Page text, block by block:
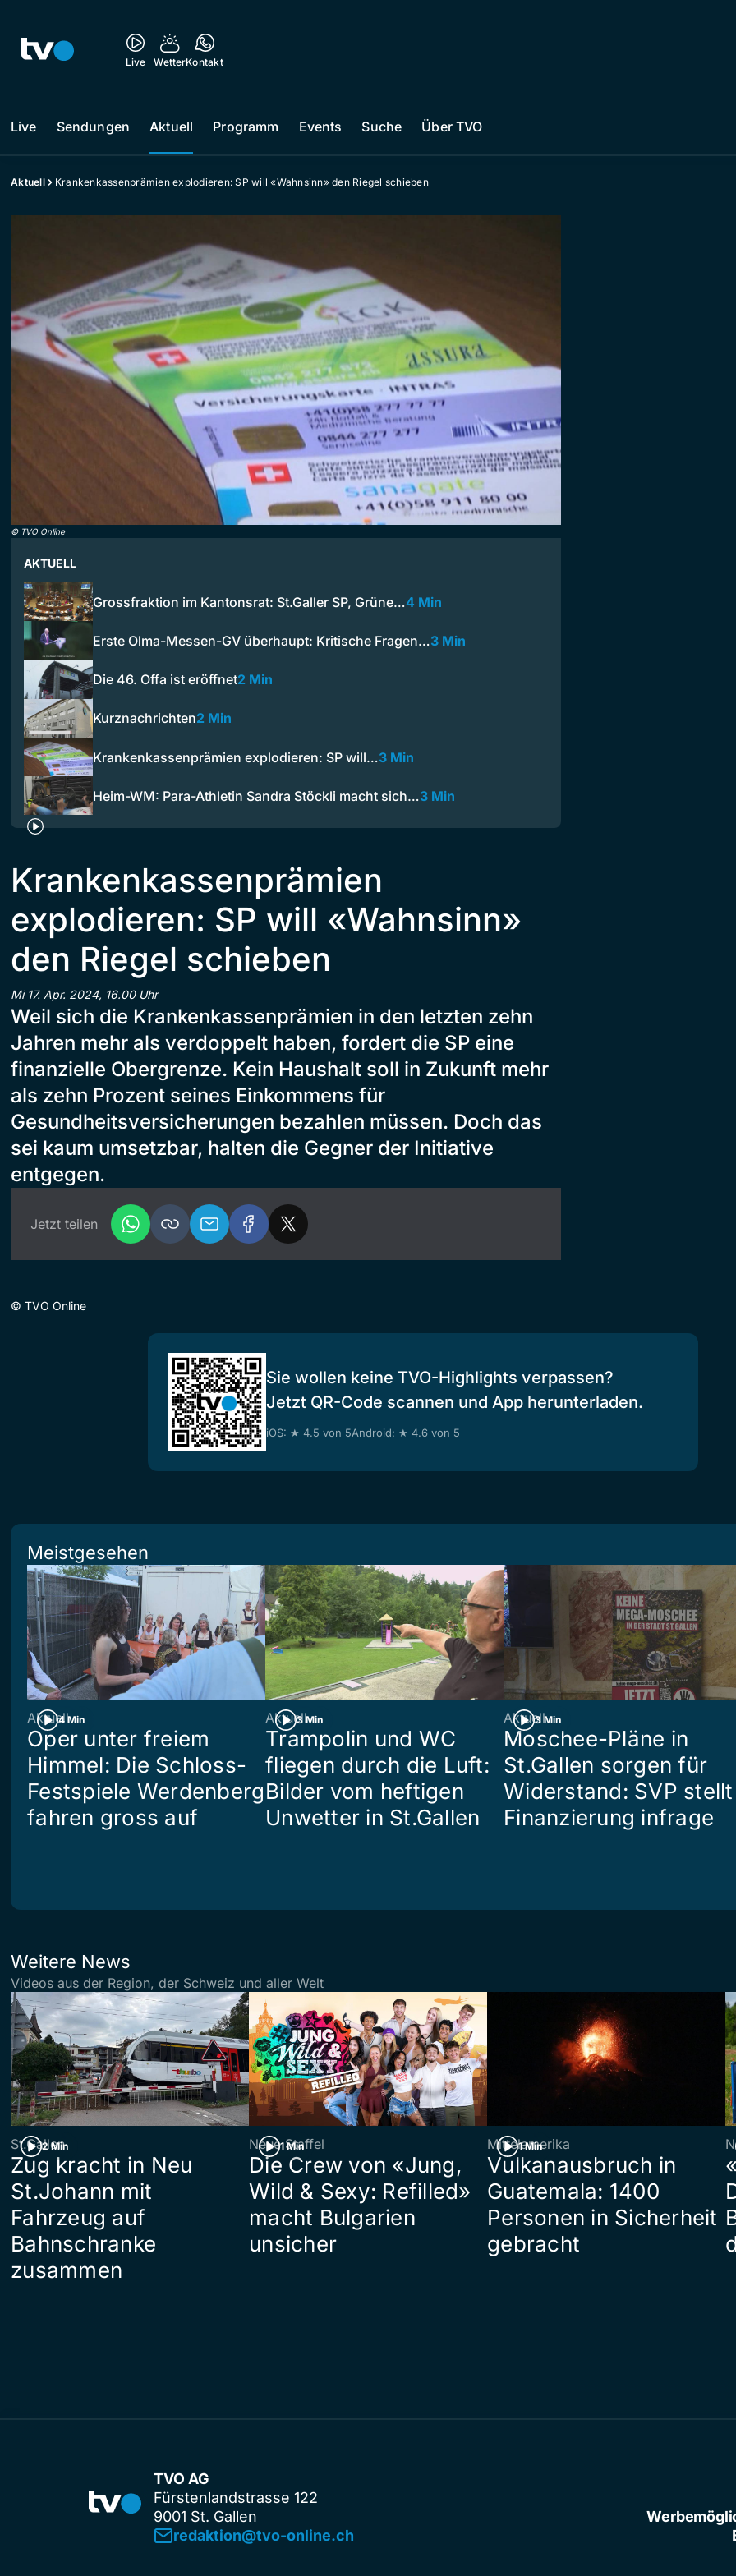
Live WetterKontakt
Live Sendungen Aktuell Programm Events Suche Über TVO
Aktuell Krankenkassenprämien explodieren: SP will «Wahnsinn» den Riegel schieben
© TVO Online
AKTUELL
Grossfraktion im Kantonsrat: St.Galler SP, Grüne…4 Min
Erste Olma-Messen-GV überhaupt: Kritische Fragen…3 Min
Die 46. Offa ist eröffnet2 Min
Kurznachrichten2 Min
Krankenkassenprämien explodieren: SP will…3 Min
Heim-WM: Para-Athletin Sandra Stöckli macht sich…3 Min
Krankenkassenprämien
explodieren: SP will «Wahnsinn»
den Riegel schieben
Mi 17. Apr. 2024, 16.00 Uhr
Weil sich die Krankenkassenprämien in den letzten zehn
Jahren mehr als verdoppelt haben, fordert die SP eine
finanzielle Obergrenze. Kein Haushalt soll in Zukunft mehr
als zehn Prozent seines Einkommens für
Gesundheitsversicherungen bezahlen müssen. Doch das
sei kaum umsetzbar, halten die Gegner der Initiative
entgegen.
Jetzt teilen
© TVO Online
Sie wollen keine TVO-Highlights verpassen?
Jetzt QR-Code scannen und App herunterladen.
iOS: ★ 4.5 von 5Android: ★ 4.6 von 5
Meistgesehen
4 Min
Aktuell
Oper unter freiem
Himmel: Die Schloss-
Festspiele Werdenberg
fahren gross auf
3 Min
Aktuell
Trampolin und WC
fliegen durch die Luft:
Bilder vom heftigen
Unwetter in St.Gallen
3 Min
Aktuell
Moschee-Pläne in
St.Gallen sorgen für
Widerstand: SVP stellt
Finanzierung infrage
Weitere News
Videos aus der Region, der Schweiz und aller Welt
2 Min
St.Gallen
Zug kracht in Neu
St.Johann mit
Fahrzeug auf
Bahnschranke
zusammen
1 Min
Neue Staffel
Die Crew von «Jung,
Wild & Sexy: Refilled»
macht Bulgarien
unsicher
1 Min
Mittelamerika
Vulkanausbruch in
Guatemala: 1400
Personen in Sicherheit
gebracht
TVO AG
Fürstenlandstrasse 122
9001 St. Gallen
redaktion@tvo-online.ch